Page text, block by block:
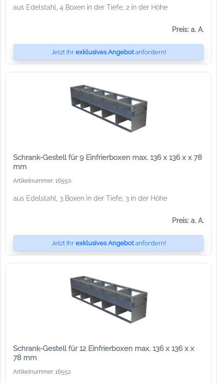
aus Edelstahl, 4 Boxen in der Tiefe, 2 in der Höhe
Preis: a. A.
Jetzt Ihr exklusives Angebotanfordern!
Schrank-Gestell für 9 Einfrierboxen max. 136 x 136 x x 78
mm
Artikelnummer: 16550
aus Edelstahl, 3 Boxen in der Tiefe, 3 in der Höhe
Preis: a. A.
Jetzt Ihr exklusives Angebotanfordern!
Schrank-Gestell für 12 Einfrierboxen max. 136 x 136 x x
78 mm
Artikelnummer: 16552